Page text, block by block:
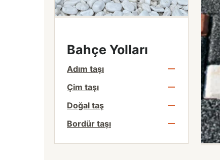
Bahçe Yolları
Adım taşı
Çim taşı
Doğal taş
Bordür taşı